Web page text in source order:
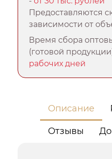
Предоставляются
зависимости от
Время сбора
(готовой
рабочих дней
Описание
Отзывы